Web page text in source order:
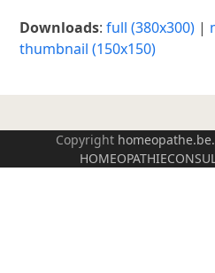
Downloads:full (380x300) |
thumbnail (150x150)
Copyright homeopathe.be.
HOMEOPATHIE